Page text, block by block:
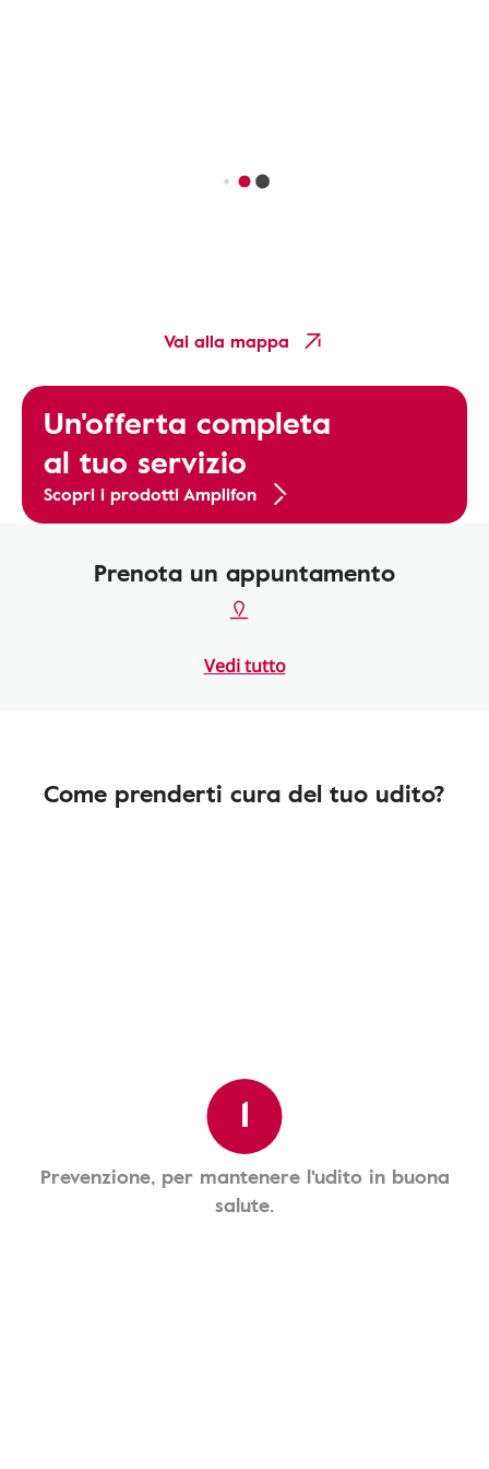
Vai alla mappa
Un'offerta completa
al tuo servizio
Scopri i prodotti Amplifon
Prenota un appuntamento
Vedi tutto
Come prenderti cura del tuo udito?
1
Prevenzione, per mantenere l'udito in buona
salute.